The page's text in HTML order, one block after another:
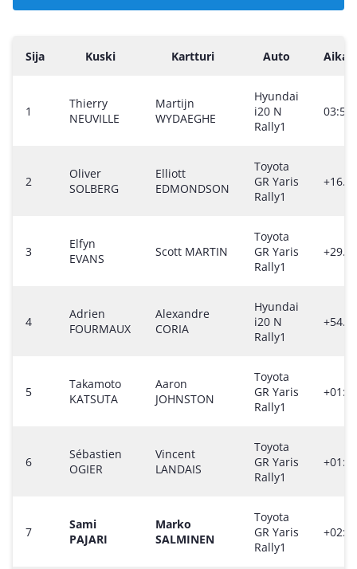
Sija Kuski Kartturi Auto Aika
1
Thierry
NEUVILLE
Martijn
WYDAEGHE
Hyundai
i20 N
Rally1
2
Oliver
SOLBERG
Elliott
EDMONDSON
Toyota
GR Yaris
Rally1
+16.3
3
Elfyn
EVANS
Scott MARTIN
Toyota
GR Yaris
Rally1
+29.1
4
Adrien
FOURMAUX
Alexandre
CORIA
Hyundai
i20 N
Rally1
+54.8
5
Takamoto
KATSUTA
Aaron
JOHNSTON
Toyota
GR Yaris
Rally1
6
Sébastien
OGIER
Vincent
LANDAIS
Toyota
GR Yaris
Rally1
7
Sami
PAJARI
Marko
SALMINEN
Toyota
GR Yaris
Rally1